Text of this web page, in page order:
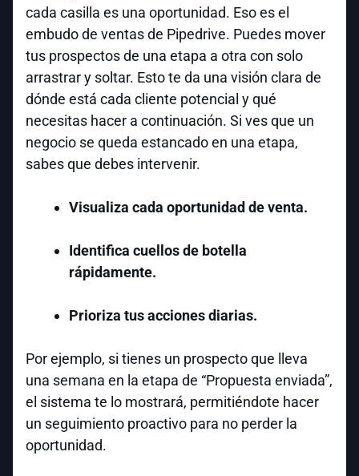
cada casilla es una oportunidad. Eso es el
embudo de ventas de Pipedrive. Puedes mover
tus prospectos de una etapa a otra con solo
arrastrar y soltar. Esto te da una visión clara de
dónde está cada cliente potencial y qué
necesitas hacer a continuación. Si ves que un
negocio se queda estancado en una etapa,
sabes que debes intervenir.
Visualiza cada oportunidad de venta.
Identifica cuellos de botella
rápidamente.
Prioriza tus acciones diarias.
Por ejemplo, si tienes un prospecto que lleva
una semana en la etapa de “Propuesta enviada”,
el sistema te lo mostrará, permitiéndote hacer
un seguimiento proactivo para no perder la
oportunidad.